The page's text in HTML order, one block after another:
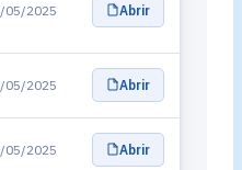
05/2025 Abrir
05/2025 Abrir
05/2025 Abrir